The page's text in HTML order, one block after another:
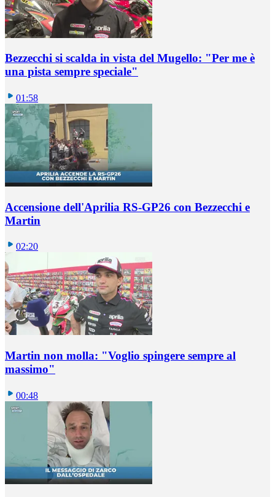
Bezzecchi si scalda in vista del Mugello: "Per me è
una pista sempre speciale"
01:58
Accensione dell'Aprilia RS-GP26 con Bezzecchi e
Martin
02:20
Martin non molla: "Voglio spingere sempre al
massimo"
00:48